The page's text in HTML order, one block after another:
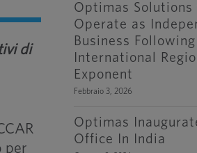
di
per
Optimas Solutions
Operate as
Business
International
Exponent
Febbraio 3, 2026
Optimas
Office In India